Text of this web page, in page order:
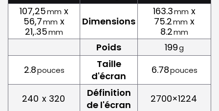
107,25mm x
56,7mm x
21,.35mm
Dimensions
163.3mm x
75.2mm x
8.2mm
Poids 199g
2.8pouces
Taille
d'écran
6.78pouces
240 x 320
Définition
de l'écran
2700×1224